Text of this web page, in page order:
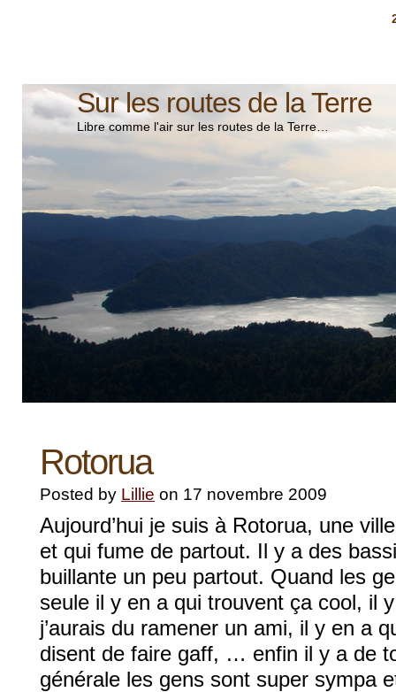
Sur les routes de la Terre
Libre comme l'air sur les routes de la Terre…
Rotorua
Posted by Lillie on 17 novembre 2009
Aujourd’hui je suis à Rotorua, une
et qui fume de partout. Il y a des
buillante un peu partout. Quand les
seule il y en a qui trouvent ça cool, il
j’aurais du ramener un ami, il y en a
disent de faire gaff, … enfin il y a de
générale les gens sont super sympa